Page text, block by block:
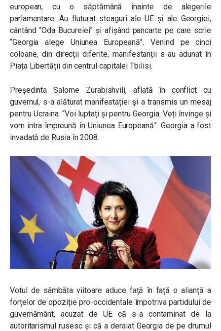
european, cu o săptămână înainte de alegerile
parlamentare. Au fluturat steaguri ale UE și ale Georgiei,
cântând “Oda Bucureiei” și afișând pancarte pe care scrie
“Georgia alege Uniunea Europeană”. Venind pe cinci
coloane, din direcții diferite, manifestanții s-au adunat în
Piața Libertății din centrul capitalei Tbilisi.
Președinta Salome Zurabishvili, aflată în conflict cu
guvernul, s-a alăturat manifestației și a transmis un mesaj
pentru Ucraina: “Voi luptați și pentru Georgia. Veți învinge și
vom intra împreună în Uniunea Europeană”. Georgia a fost
invadată de Rusia în 2008.
Votul de sâmbăta viitoare aduce față în față o alianță a
forțelor de opoziție pro-occidentale împotriva partidului de
guvernământ, acuzat de UE că s-a contaminat de la
autoritarismul rusesc și că a deraiat Georgia de pe drumul